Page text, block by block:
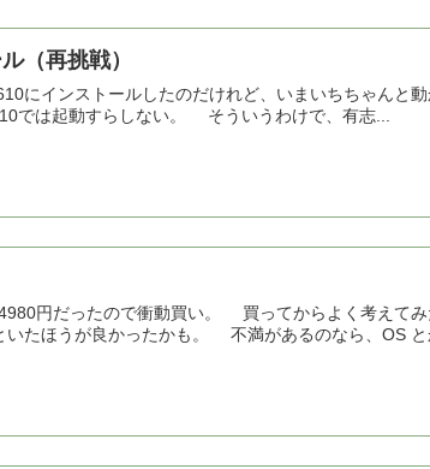
（再挑戦）
にインストールしたのだけれど、いまいちちゃんと
では起動すらしない。 そういうわけで、有志...
円だったので衝動買い。 買ってからよく考えてみ
たほうが良かったかも。 不満があるのなら、OS と